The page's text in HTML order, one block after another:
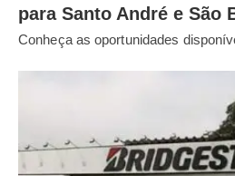
para Santo André e São
Conheça as oportunidades